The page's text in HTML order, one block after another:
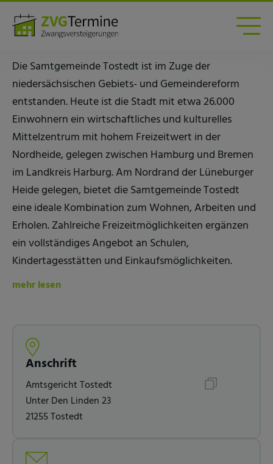
Zwangsversteigerungen am Amtsgericht Tostedt
Amtsgericht Tostedt
Die Samtgemeinde Tostedt ist im Zuge der
niedersächsischen Gebiets- und Gemeindereform
entstanden. Heute ist die Stadt mit etwa 26.000
Einwohnern ein wirtschaftliches und kulturelles
Mittelzentrum mit hohem Freizeitwert in der
Nordheide, gelegen zwischen Hamburg und Bremen
im Landkreis Harburg. Am Nordrand der Lüneburger
Heide gelegen, bietet die Samtgemeinde Tostedt
eine ideale Kombination zum Wohnen, Arbeiten und
Erholen. Zahlreiche Freizeitmöglichkeiten ergänzen
ein vollständiges Angebot an Schulen,
Kindertagesstätten und Einkaufsmöglichkeiten.
mehr lesen
Anschrift
Amtsgericht Tostedt
Unter Den Linden 23
21255 Tostedt